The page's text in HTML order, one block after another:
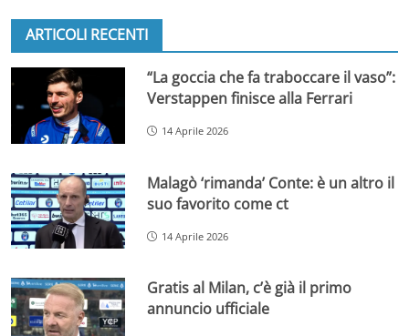
ARTICOLI RECENTI
“La goccia che fa traboccare il vaso”:
Verstappen finisce alla Ferrari
14 Aprile 2026
Malagò ‘rimanda’ Conte: è un altro il
suo favorito come ct
14 Aprile 2026
Gratis al Milan, c’è già il primo
annuncio ufficiale